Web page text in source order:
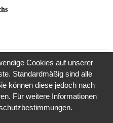
KubushäuserCookies auf unserer
Standardmäßig sind alle
können diese jedoch nach
Für weitere Informationen